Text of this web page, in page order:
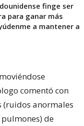
finge ser
para ganar más
a mantener a
comentó con
(ruidos anormales
de